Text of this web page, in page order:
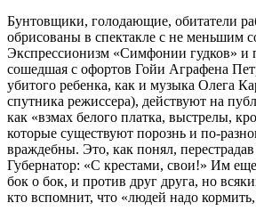
Бунтовщики, голодающие, обитатели
обрисованы в спектакле с не меньшим
Экспрессионизм «Симфонии гудков» и
сошедшая с офортов Гойи Аграфена
убитого ребенка, как и музыка Олега
спутника режиссера), действуют на
как «взмах белого платка, выстрелы,
которые существуют порознь и по-
враждебны. Это, как понял,
Губернатор: «С крестами, свои!» Им
бок о бок, и против друг друга, но
кто вспомнит, что «людей надо